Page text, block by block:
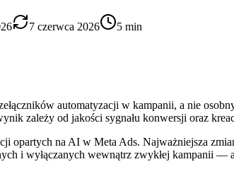
7 czerwca 2026 5 min
automatyzacji w kampanii, a nie
zależy od jakości sygnału konwersji oraz
opartych na AI w Meta Ads. Najważniejsza
i wyłączanych wewnątrz zwykłej kampanii